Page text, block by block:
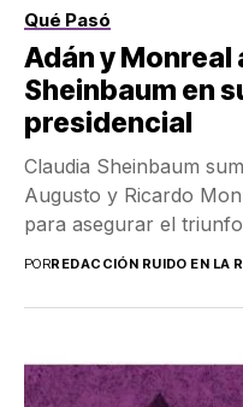
Qué Pasó
Adán y Monreal
Sheinbaum en
presidencial
Claudia Sheinbaum
Augusto y Ricardo
para asegurar el
candidata...
PORREDACCIÓN RUIDO EN LA